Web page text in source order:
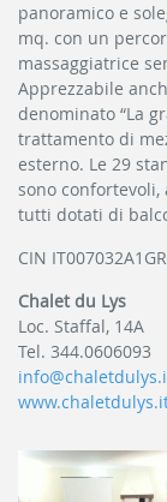
panoramico e
mq. con un
massaggiatrice
Apprezzabile
denominato “La
trattamento di
esterno. Le 29
sono
tutti dotati di
CIN
Chalet du Lys
Loc. Staffal, 14A
Tel. 344.0606093